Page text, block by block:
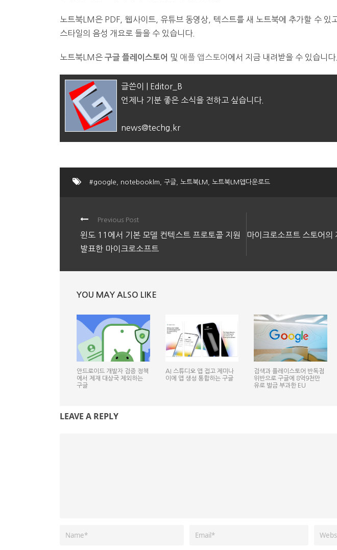
노트북LM은 PDF, 웹사이트, 유튜브 동영상, 텍스트를 새 노트북에 추가할 수 있
스타일의 음성 개요로 들을 수 있습니다.
노트북LM은 구글 플레이스토어 및 애플 앱스토어 에서 지금 내려받을 수 있습니다.
글쓴이 | Editor_B
언제나 기분 좋은 소식을 전하고 싶습니다.
news@techg.kr
#google notebooklm 구글 노트북LM 노트북LM앱다운로드
Previous Post
윈도 11에서 기본 모델 컨텍스트 프로토콜 지원
발표한 마이크로소프트
마이크로소프트 스토어의
YOU MAY ALSO LIKE
안드로이드 개발자 검증 정책
에서 제재 대상국 제외하는
구글
AI 스튜디오 앱 접고 제미나
이에 앱 생성 통합하는 구글
검색과 플레이스토어 반독점
위반으로 구글에 8억9천만
유로 벌금 부과한 EU
LEAVE A REPLY